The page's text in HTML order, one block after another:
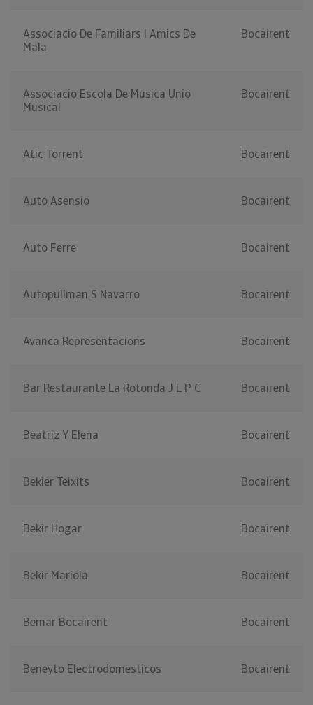
Associacio De Familiars I Amics De
Mala
Bocairent
Associacio Escola De Musica Unio
Musical
Bocairent
Atic Torrent Bocairent
Auto Asensio Bocairent
Auto Ferre Bocairent
Autopullman S Navarro Bocairent
Avanca Representacions Bocairent
Bar Restaurante La Rotonda J L P C Bocairent
Beatriz Y Elena Bocairent
Bekier Teixits Bocairent
Bekir Hogar Bocairent
Bekir Mariola Bocairent
Bemar Bocairent Bocairent
Beneyto Electrodomesticos Bocairent